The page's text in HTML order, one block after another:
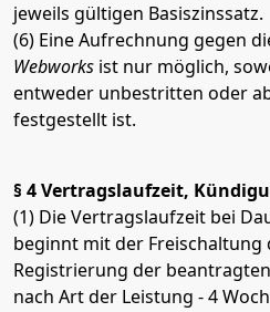
jeweils gültigen Basiszinssatz.
(6) Eine Aufrechnung gegen
Webworks ist nur möglich,
entweder unbestritten oder
festgestellt ist.
§ 4 Vertragslaufzeit,
(1) Die Vertragslaufzeit bei
beginnt mit der Freischaltung
Registrierung der
nach Art der Leistung - 4